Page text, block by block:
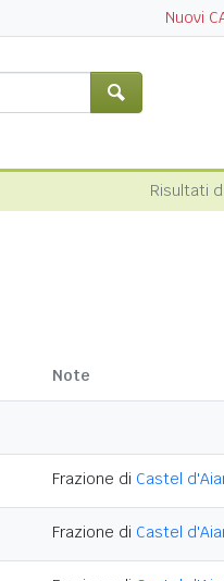
Nuovi
Risultati
Note
Frazione di Castel
Frazione di Castel